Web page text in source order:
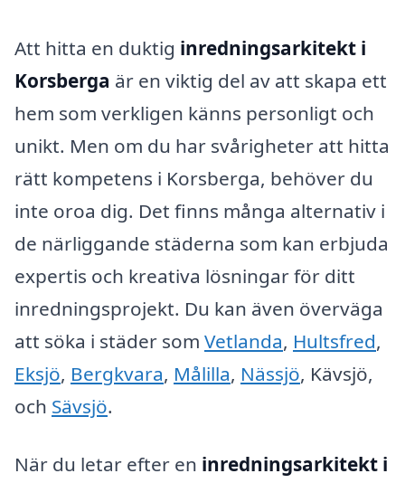
Att hitta en duktig inredningsarkitekt i
Korsberga är en viktig del av att skapa ett
hem som verkligen känns personligt och
unikt. Men om du har svårigheter att hitta
rätt kompetens i Korsberga, behöver du
inte oroa dig. Det finns många alternativ i
de närliggande städerna som kan erbjuda
expertis och kreativa lösningar för ditt
inredningsprojekt. Du kan även överväga
att söka i städer som Vetlanda, Hultsfred,
Eksjö, Bergkvara, Målilla, Nässjö, Kävsjö,
och Sävsjö.
När du letar efter en inredningsarkitekt i